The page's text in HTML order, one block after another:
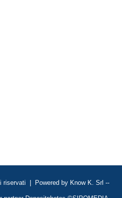
riservati | Powered by Know K. Srl --